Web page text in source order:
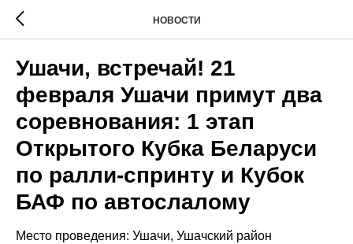
НОВОСТИ
Ушачи, встречай! 21
февраля Ушачи примут два
соревнования: 1 этап
Открытого Кубка Беларуси
по ралли-спринту и Кубок
БАФ по автослалому
Место проведения: Ушачи, Ушачский район